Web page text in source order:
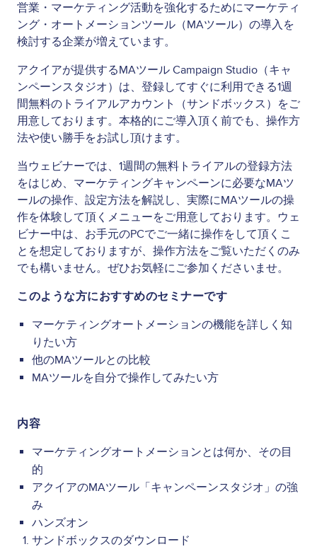
営業・マーケティング活動を強化するためにマーケティ
ング・オートメーションツール（MAツール）の導入を
検討する企業が増えています。
アクイアが提供するMAツール Campaign Studio（キャ
ンペーンスタジオ）は、登録してすぐに利用できる1週
間無料のトライアルアカウント（サンドボックス）をご
用意しております。本格的にご導入頂く前でも、操作方
法や使い勝手をお試し頂けます。
当ウェビナーでは、1週間の無料トライアルの登録方法
をはじめ、マーケティングキャンペーンに必要なMAツ
ールの操作、設定方法を解説し、実際にMAツールの操
作を体験して頂くメニューをご用意しております。ウェ
ビナー中は、 お手元のPCでご一緒に操作をして頂くこ
とを想定しておりますが、操作方法をご覧いただくのみ
でも構いません。ぜひお気軽にご参加くださいませ。
このような方におすすめのセミナーです
マーケティングオートメーションの機能を詳しく知
りたい方
他のMAツールとの比較
MAツールを自分で操作してみたい方
内容
マーケティングオートメーションとは何か、その目
的
アクイアのMAツール「キャンペーンスタジオ」の強
み
ハンズオン
サンドボックスのダウンロード